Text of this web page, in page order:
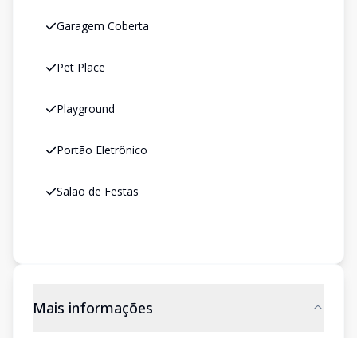
Garagem Coberta
Pet Place
Playground
Portão Eletrônico
Salão de Festas
Mais informações